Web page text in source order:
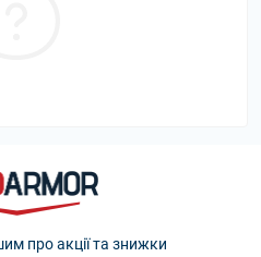
про акції та знижки